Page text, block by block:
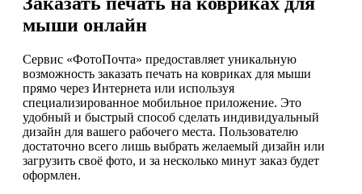
мыши онлайн
Сервис «ФотоПочта» предоставляет уникальную
возможность заказать печать на ковриках для мыши
прямо через Интернета или используя
специализированное мобильное приложение. Это
удобный и быстрый способ сделать индивидуальный
дизайн для вашего рабочего места. Пользователю
достаточно всего лишь выбрать желаемый дизайн или
загрузить своё фото, и за несколько минут заказ будет
оформлен.